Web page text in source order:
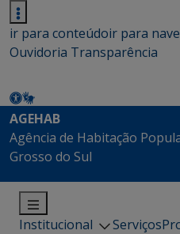
ir para conteúdoir para
Ouvidoria Transparência
AGEHAB
Agência de Habitação
Grosso do Sul
Institucional Serviços